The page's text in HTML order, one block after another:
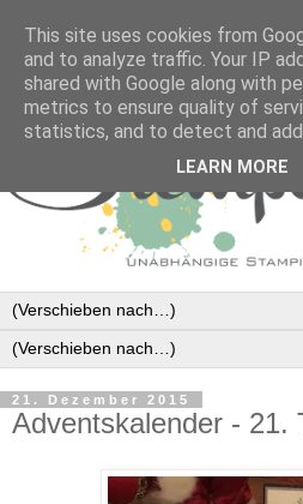
21. Dezember 2015
Adventskalender - 21.
This site uses cookies from
and to analyze traffic. Your IP
shared with Google along with
metrics to ensure quality of
statistics, and to detect and
LEARN MORE